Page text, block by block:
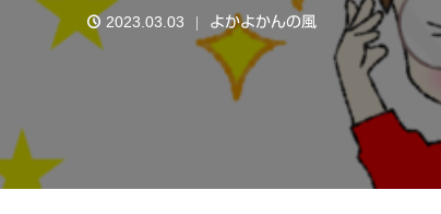
2023.03.03 よかよかんの風